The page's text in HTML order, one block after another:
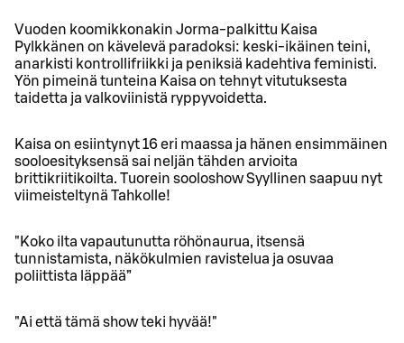
Vuoden koomikkonakin Jorma-palkittu Kaisa
Pylkkänen on kävelevä paradoksi: keski-ikäinen teini,
anarkisti kontrollifriikki ja peniksiä kadehtiva feministi.
Yön pimeinä tunteina Kaisa on tehnyt vitutuksesta
taidetta ja valkoviinistä ryppyvoidetta.
Kaisa on esiintynyt 16 eri maassa ja hänen ensimmäinen
sooloesityksensä sai neljän tähden arvioita
brittikriitikoilta. Tuorein sooloshow Syyllinen saapuu nyt
viimeisteltynä Tahkolle!
"Koko ilta vapautunutta röhönaurua, itsensä
tunnistamista, näkökulmien ravistelua ja osuvaa
poliittista läppää”
"Ai että tämä show teki hyvää!"